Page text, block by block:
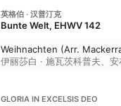
英格伯 · 汉普汀克
Bunte Welt, EHWV 142
Weihnachten (Arr.
伊丽莎白 · 施瓦茨科普夫
安
GLORIA IN EXCELSIS DEO